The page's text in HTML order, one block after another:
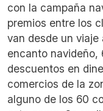
con la campaña
premios entre los
van desde un
encanto navideño,
descuentos en
comercios de la
alguno de los 60